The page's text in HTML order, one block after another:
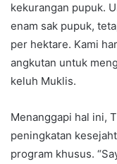
kekurangan pupuk.
enam sak pupuk,
per hektare. Kami
angkutan untuk
keluh Muklis.
Menanggapi hal ini,
peningkatan
program khusus.